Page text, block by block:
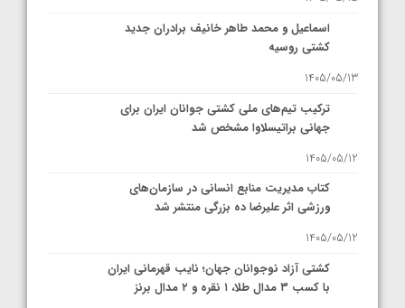
اسماعیل و محمد طاهر خانیف برادران جدید
کشتی روسیه
1405/05/13
ترکیب تیم‌های ملی کشتی جوانان ایران برای
جهانی براتیسلاوا مشخص شد
1405/05/12
کتاب مدیریت منابع انسانی در سازمان‌های
ورزشی اثر علیرضا ده بزرگی منتشر شد
1405/05/12
کشتی آزاد نوجوانان جهان؛ نایب قهرمانی ایران
با کسب ۳ مدال طلا، ۱ نقره و ۲ مدال برنز